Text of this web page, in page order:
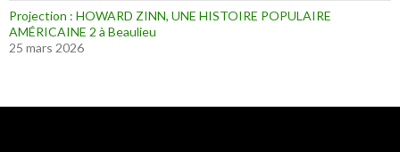
Projection : HOWARD ZINN, UNE HISTOIRE POPULAIRE
AMÉRICAINE 2 à Beaulieu
25 mars 2026